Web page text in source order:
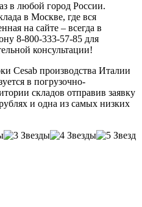
в любой город России.
в Москве, где вся
на сайте – всегда в
8-800-333-57-85 для
консультации!
Cesab производства Италии
в погрузочно-
складов отправив заявку
и одна из самых низких